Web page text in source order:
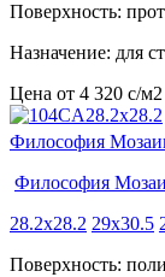
Поверхность:
Назначение: для
Цена от 4 320 c/м2
Философия
Философия
28.2x28.2 29x30.5
Поверхность: